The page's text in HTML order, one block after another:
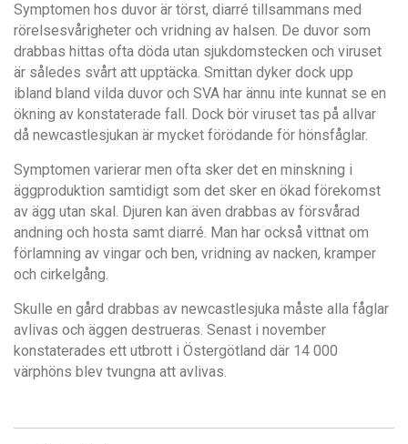
Symptomen hos duvor är törst, diarré tillsammans med
rörelsesvårigheter och vridning av halsen. De duvor som
drabbas hittas ofta döda utan sjukdomstecken och viruset
är således svårt att upptäcka. Smittan dyker dock upp
ibland bland vilda duvor och SVA har ännu inte kunnat se en
ökning av konstaterade fall. Dock bör viruset tas på allvar
då newcastlesjukan är mycket förödande för hönsfåglar.
Symptomen varierar men ofta sker det en minskning i
äggproduktion samtidigt som det sker en ökad förekomst
av ägg utan skal. Djuren kan även drabbas av försvårad
andning och hosta samt diarré. Man har också vittnat om
förlamning av vingar och ben, vridning av nacken, kramper
och cirkelgång.
Skulle en gård drabbas av newcastlesjuka måste alla fåglar
avlivas och äggen destrueras. Senast i november
konstaterades ett utbrott i Östergötland där 14 000
värphöns blev tvungna att avlivas.